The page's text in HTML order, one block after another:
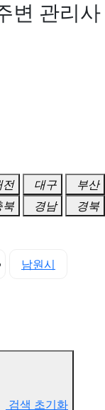
변 관리사
전 대구
부산
북 경남
경북
남원시
검색 초기화